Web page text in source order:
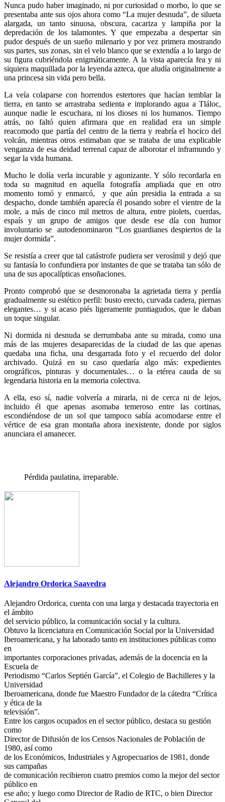
Nunca pudo haber imaginado, ni por curiosidad o morbo, lo que se
presentaba ante sus ojos ahora como “La mujer desnuda”, de silueta
alargada, un tanto sinuosa, obscura, cacariza y lampiña por la
depredación de los talamontes. Y que empezaba a despertar sin
pudor después de un sueño milenario y por vez primera mostrando
sus partes, sus zonas, sin el velo blanco que se extendía a lo largo de
su figura cubriéndola enigmáticamente. A la vista aparecía fea y ni
siquiera maquillada por la leyenda azteca, que aludía originalmente a
una princesa sin vida pero bella.
La veía colaparse con horrendos estertores que hacían temblar la
tierra, en tanto se arrastraba sedienta e implorando agua a Tláloc,
aunque nadie le escuchara, ni los dioses ni los humanos. Tiempo
atrás, no faltó quien afirmara que en realidad era un simple
reacomodo que partía del centro de la tierra y reabría el hocico del
volcán, mientras otros estimaban que se trataba de una explicable
venganza de esa deidad terrenal capaz de alborotar el inframundo y
segar la vida humana.
Mucho le dolía verla incurable y agonizante. Y sólo recordarla en
toda su magnitud en aquella fotografía ampliada que en otro
momento tomó y enmarcó, y que aún presidia la entrada a su
despacho, donde también aparecía él posando sobre el vientre de la
mole, a más de cinco mil metros de altura, entre piolets, cuerdas,
espaís y un grupo de amigos que desde ese día con humor
involuntario se autodenominaron “Los guardianes despiertos de la
mujer dormida”.
Se resistía a creer que tal catástrofe pudiera ser verosímil y dejó que
su fantasía lo confundiera por instantes de que se trataba tan sólo de
una de sus apocalípticas ensoñaciones.
Pronto comprobó que se desmoronaba la agrietada tierra y perdía
gradualmente su estético perfil: busto erecto, curvada cadera, piernas
elegantes… y si acaso piés ligeramente puntiagudos, que le daban
un toque singular.
Ni dormida ni desnuda se derrumbaba ante su mirada, como una
más de las mujeres desaparecidas de la ciudad de las que apenas
quedaba una ficha, una desgarrada foto y el recuerdo del dolor
archivado. Quizá en su caso quedaría algo más: expedientes
orográficos, pinturas y documentales… o la etérea cauda de su
legendaria historia en la memoria colectiva.
A ella, eso sí, nadie volvería a mirarla, ni de cerca ni de lejos,
incluido él que apenas asomaba temeroso entre las cortinas,
escondiéndose de un sol que tampoco sabía acomodarse entre el
vértice de esa gran montaña ahora inexistente, donde por siglos
anunciara el amanecer.
Pérdida paulatina, irreparable.
Alejandro Ordorica Saavedra
Alejandro Ordorica, cuenta con una larga y destacada trayectoria en
el ámbito
del servicio público, la comunicación social y la cultura.
Obtuvo la licenciatura en Comunicación Social por la Universidad
Iberoamericana, y ha laborado tanto en instituciones públicas como
en
importantes corporaciones privadas, además de la docencia en la
Escuela de
Periodismo “Carlos Septién García”, el Colegio de Bachilleres y la
Universidad
Iberoamericana, donde fue Maestro Fundador de la cátedra “Crítica
y ética de la
televisión”.
Entre los cargos ocupados en el sector público, destaca su gestión
como
Director de Difusión de los Censos Nacionales de Población de
1980, así como
de los Económicos, Industriales y Agropecuarios de 1981, donde
sus campañas
de comunicación recibieron cuatro premios como la mejor del sector
público en
ese año; y luego como Director de Radio de RTC, o bien Director